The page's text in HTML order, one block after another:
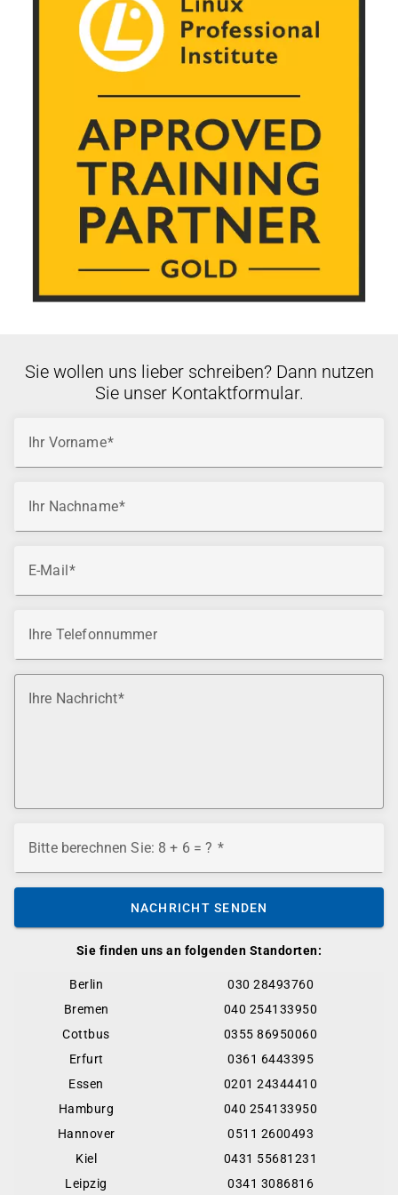
möchten
Technische Verantwortliche für private
Rechenzentren, Cloud-Instanzen und Public-
Anforderungen nachweisbar einzuhalten und
wiederkehrende Korrekturprozesse zu standardisieren.
Sie finden uns an folgenden Standorten:
Berlin
030 28493760
Bremen
040 254133950
Cottbus
0355 86950060
Erfurt
0361 6443395
Essen
0201 24344410
Hamburg
040 254133950
Hannover
0511 2600493
Kiel
0431 55681231
Leipzig
0341 3086816
Sie wollen uns lieber schreiben? Dann nutzen
Sie unser Kontaktformular.
Ihr Vorname
Ihr Nachname
E-Mail
Ihre Telefonnummer
Ihre Nachricht
Bitte berechnen Sie: 8 + 6 = ?
NACHRICHT SENDEN